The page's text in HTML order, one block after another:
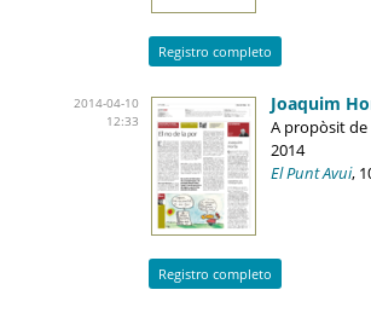
Registro completo
2014-04-10
12:33
Joaquim
A propòsit de
2014
El Punt Avui,
Registro completo